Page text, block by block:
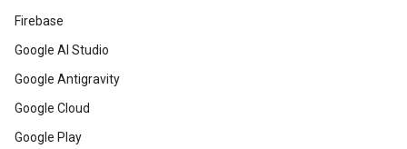
Firebase
Google AI Studio
Google Antigravity
Google Cloud
Google Play